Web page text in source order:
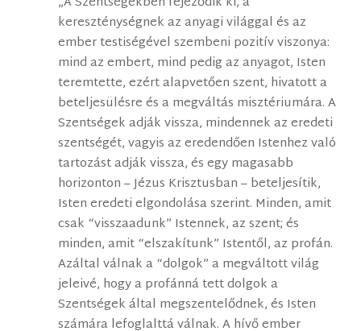
kereszténységnek az anyagi világgal és az
ember testiségével szembeni pozitív viszonya:
mind az embert, mind pedig az anyagot, Isten
teremtette, ezért alapvetően szent, hivatott a
beteljesülésre és a megváltás misztériumára. A
Szentségek adják vissza, mindennek az eredeti
szentségét, vagyis az eredendően Istenhez való
tartozást adják vissza, és egy magasabb
horizonton – Jézus Krisztusban – beteljesítik,
Isten eredeti elgondolása szerint. Minden, amit
csak “visszaadunk” Istennek, az szent; és
minden, amit “elszakítunk” Istentől, az profán.
Azáltal válnak a “dolgok” a megváltott világ
jeleivé, hogy a profánná tett dolgok a
Szentségek által megszentelődnek, és Isten
számára lefoglalttá válnak. A hívő ember